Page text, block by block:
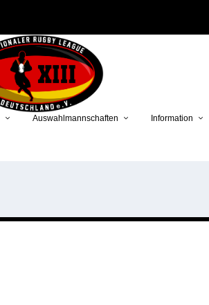
Auswahlmannschaften Information